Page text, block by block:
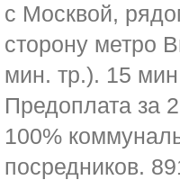
с Москвой,
сторону метро
мин. тр.). 15
Предоплата за
100%
посредников.